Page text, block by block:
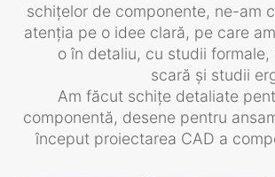
schițelor de componente, ne-am
atenția pe o idee clară, pe care
o în detaliu, cu studii formale,
scară și studii
Am făcut schițe detaliate
componentă, desene pentru
început proiectarea CAD a